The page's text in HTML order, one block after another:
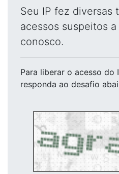
Seu IP fez diversas
acessos suspeitos
conosco.
Para liberar o acesso do
responda ao desafio